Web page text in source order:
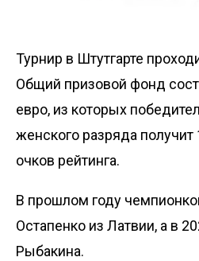
Турнир в Штутгарте
Общий призовой фонд
евро, из которых
женского разряда получит
очков рейтинга.
В прошлом году
Остапенко из Латвии, а в
Рыбакина.